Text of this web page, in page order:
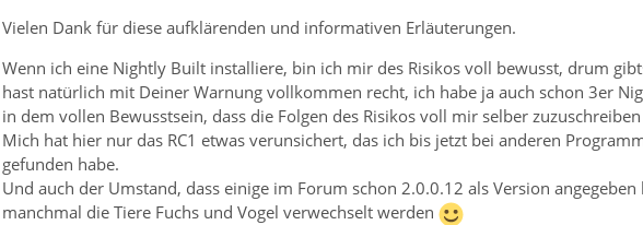
Vielen Dank für diese aufklärenden und informativen Erläuterungen.
Wenn ich eine Nightly Built installiere, bin ich mir des Risikos voll bewusst, drum
hast natürlich mit Deiner Warnung vollkommen recht, ich habe ja auch schon 3er
in dem vollen Bewusstsein, dass die Folgen des Risikos voll mir selber
Mich hat hier nur das RC1 etwas verunsichert, das ich bis jetzt bei anderen
gefunden habe.
Und auch der Umstand, dass einige im Forum schon 2.0.0.12 als Version
manchmal die Tiere Fuchs und Vogel verwechselt werden